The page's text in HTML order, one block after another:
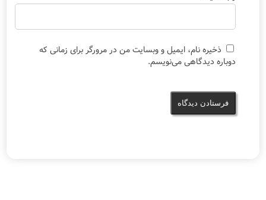
ذخیره نام، ایمیل و وبسایت من در مرورگر برای زمانی که
دوباره دیدگاهی می‌نویسم.